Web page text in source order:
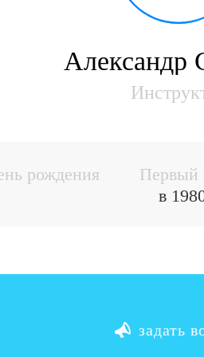
Александр
рождения
Первый
в
задать